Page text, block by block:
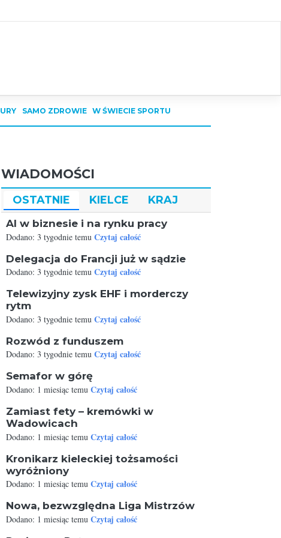
SAMO ZDROWIE W ŚWIECIE SPORTU
WIADOMOŚCI
OSTATNIE KIELCE KRAJ
AI w biznesie i na rynku pracy
Dodano: 3 tygodnie temu Czytaj całość
Delegacja do Francji już w sądzie
Dodano: 3 tygodnie temu Czytaj całość
Telewizyjny zysk EHF i morderczy
rytm
Dodano: 3 tygodnie temu Czytaj całość
Rozwód z funduszem
Dodano: 3 tygodnie temu Czytaj całość
Semafor w górę
Dodano: 1 miesiąc temu Czytaj całość
Zamiast fety – kremówki w
Wadowicach
Dodano: 1 miesiąc temu Czytaj całość
Kronikarz kieleckiej tożsamości
wyróżniony
Dodano: 1 miesiąc temu Czytaj całość
Nowa, bezwzględna Liga Mistrzów
Dodano: 1 miesiąc temu Czytaj całość